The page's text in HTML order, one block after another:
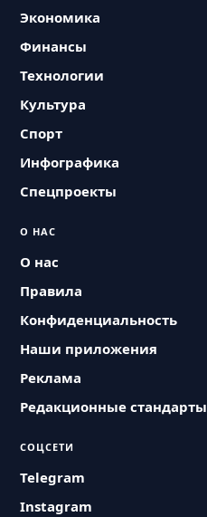
Экономика
Финансы
Технологии
Культура
Спорт
Инфографика
Спецпроекты
О НАС
О нас
Правила
Конфиденциальность
Наши приложения
Реклама
Редакционные стандарты
СОЦСЕТИ
Telegram
Instagram